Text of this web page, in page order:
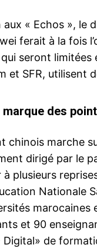
Intel obtient l’accord des
Huawei
américaines pour
certains produits, dont
semi-conducteurs, à
a annoncé mardi un
société. Avec Reuters
relations avec la Chine
les États -Unis poussent
gouvernements…
22 September 2020
« Echos », le
ferait à la fois
qui seront
et SFR, utilisent
marque des
chinois marche
dirigé par le
plusieurs
Nationale
et 90
Digital» de